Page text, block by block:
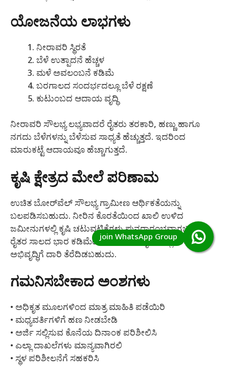
ಯೋಜನೆಯ ಲಾಭಗಳು
ನೀರಾವರಿ ಸ್ಥಿರತೆ
ಬೆಳೆ ಉತ್ಪಾದನೆ ಹೆಚ್ಚಳ
ಮಳೆ ಅವಲಂಬನೆ ಕಡಿಮೆ
ಬರಗಾಲದ ಸಂದರ್ಭದಲ್ಲೂ ಬೆಳೆ ರಕ್ಷಣೆ
ಕುಟುಂಬದ ಆದಾಯ ವೃದ್ಧಿ
ನೀರಾವರಿ ಸೌಲಭ್ಯ ಲಭ್ಯವಾದರೆ ರೈತರು ತರಕಾರಿ, ಹಣ್ಣು ಹಾಗೂ
ನಗದು ಬೆಳೆಗಳನ್ನು ಬೆಳೆಸುವ ಸಾಧ್ಯತೆ ಹೆಚ್ಚುತ್ತದೆ. ಇದರಿಂದ
ಮಾರುಕಟ್ಟೆ ಆದಾಯವೂ ಹೆಚ್ಚಾಗುತ್ತದೆ.
ಕೃಷಿ ಕ್ಷೇತ್ರದ ಮೇಲೆ ಪರಿಣಾಮ
ಉಚಿತ ಬೋರ್‌ವೆಲ್ ಸೌಲಭ್ಯ ಗ್ರಾಮೀಣ ಆರ್ಥಿಕತೆಯನ್ನು
ಬಲಪಡಿಸಬಹುದು. ನೀರಿನ ಕೊರತೆಯಿಂದ ಖಾಲಿ ಉಳಿದ
ಜಮೀನುಗಳಲ್ಲಿ ಕೃಷಿ ಚಟುವಟಿಕೆಗಳು ಪುನರಾರಂಭವಾಗಬಹುದು.
ರೈತರ ಸಾಲದ ಭಾರ ಕಡಿಮೆಯಾಗಬಹುದು. ಕೃಷಿಯಲ್ಲಿ ತಾಂತ್ರಿಕ
ಅಭಿವೃದ್ಧಿಗೆ ದಾರಿ ತೆರೆದಿಡಬಹುದು.
ಗಮನಿಸಬೇಕಾದ ಅಂಶಗಳು
• ಅಧಿಕೃತ ಮೂಲಗಳಿಂದ ಮಾತ್ರ ಮಾಹಿತಿ ಪಡೆಯಿರಿ
• ಮಧ್ಯವರ್ತಿಗಳಿಗೆ ಹಣ ನೀಡಬೇಡಿ
• ಅರ್ಜಿ ಸಲ್ಲಿಸುವ ಕೊನೆಯ ದಿನಾಂಕ ಪರಿಶೀಲಿಸಿ
• ಎಲ್ಲಾ ದಾಖಲೆಗಳು ಮಾನ್ಯವಾಗಿರಲಿ
• ಸ್ಥಳ ಪರಿಶೀಲನೆಗೆ ಸಹಕರಿಸಿ